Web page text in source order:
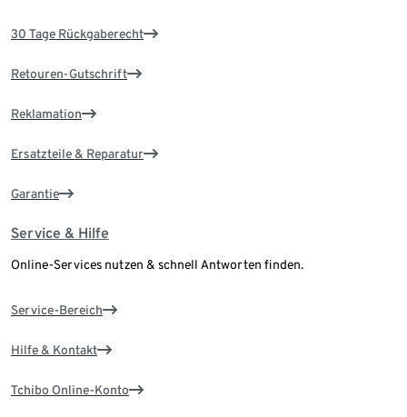
30 Tage Rückgaberecht
Retouren-Gutschrift
Reklamation
Ersatzteile & Reparatur
Garantie
Service & Hilfe
Online-Services nutzen & schnell Antworten finden.
Service-Bereich
Hilfe & Kontakt
Tchibo Online-Konto